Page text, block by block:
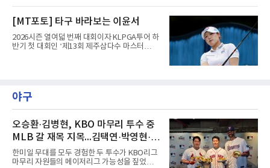
트(파72/6,767야드)에서 열리고 있다.7일 현재
2라운드 경기가 펼쳐지고 있다.이윤서(SBI)가 1
번 홀에서 경기하고 있다.
[MT포토] 타구 바라보는 이윤서
2026시즌 열여덟 번째 대회이자 KLPGA투어 하
반기 첫 대회인 ‘제13회 제주삼다수 마스터
번 홀에서 경기하고 있다.
야구
오승환·김병현, KBO 마무리 투수 중
MLB 갈 재목 지목...김택연·박영현·조
병현
한미일 무대를 모두 경험한 두 투수가 KBO리그
마무리 자원들의 메이저리그 가능성을 짚었다.